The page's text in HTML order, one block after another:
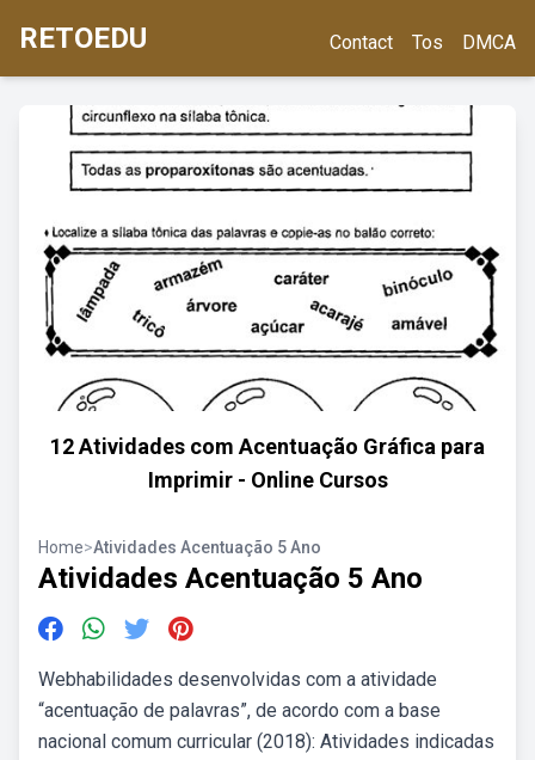
RETOEDU Contact Tos DMCA
12 Atividades com Acentuação Gráfica para
Imprimir - Online Cursos
Home>Atividades Acentuação 5 Ano
Atividades Acentuação 5 Ano
Webhabilidades desenvolvidas com a atividade
“acentuação de palavras”, de acordo com a base
nacional comum curricular (2018): Atividades indicadas